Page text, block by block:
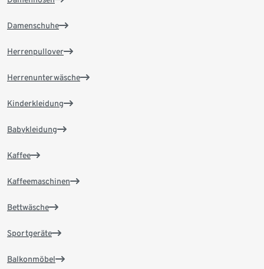
Damenschuhe
Herrenpullover
Herrenunterwäsche
Kinderkleidung
Babykleidung
Kaffee
Kaffeemaschinen
Bettwäsche
Sportgeräte
Balkonmöbel